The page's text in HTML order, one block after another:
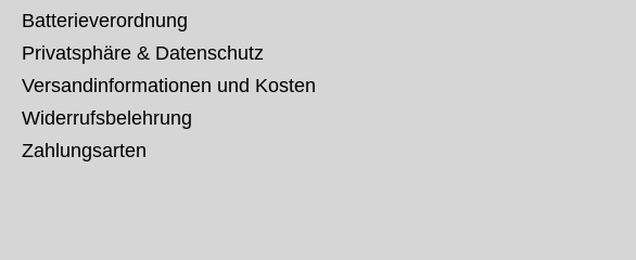
Batterieverordnung
Privatsphäre & Datenschutz
Versandinformationen und Kosten
Widerrufsbelehrung
Zahlungsarten